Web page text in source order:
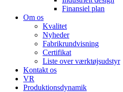
Finansiel plan
Om os
Kvalitet
Nyheder
Fabrikrundvisning
Certifikat
Liste over værktøjsudstyr
Kontakt os
VR
Produktionsdynamik